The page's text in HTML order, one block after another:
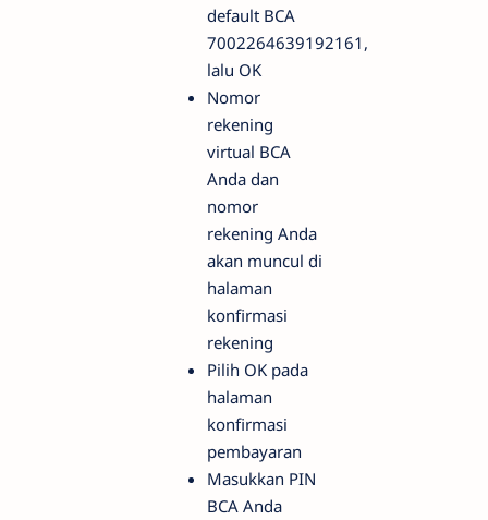
default BCA
7002264639192161,
lalu OK
Nomor
rekening
virtual BCA
Anda dan
nomor
rekening Anda
akan muncul di
halaman
konfirmasi
rekening
Pilih OK pada
halaman
konfirmasi
pembayaran
Masukkan PIN
BCA Anda